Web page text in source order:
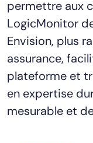
permettre aux
LogicMonitor
Envision, plus
assurance,
plateforme et
en expertise
mesurable et